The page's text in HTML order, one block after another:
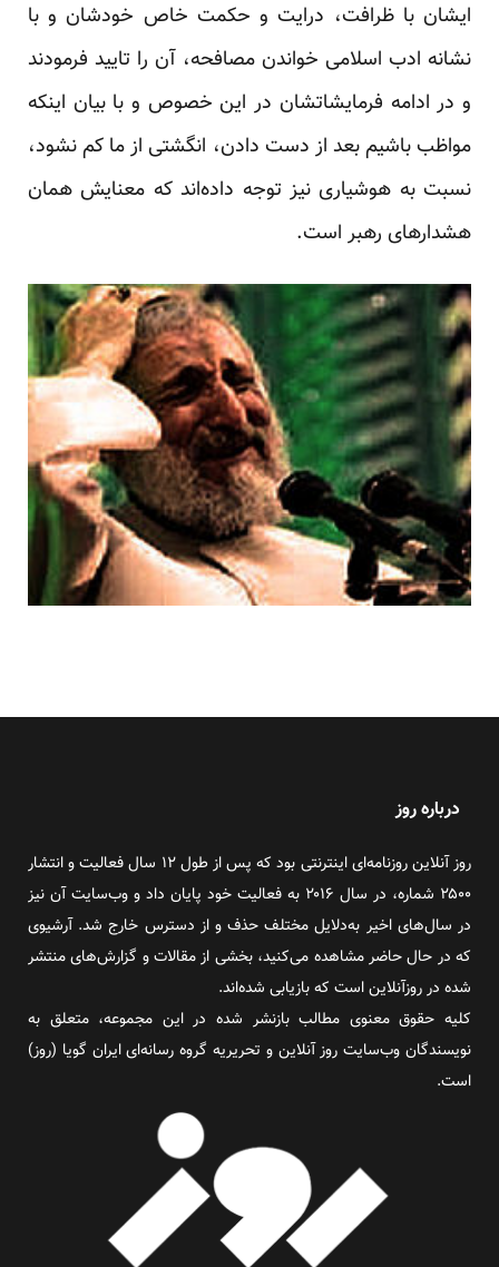
ایشان با ظرافت، درایت و حکمت خاص خودشان و با
نشانه ادب اسلامی خواندن مصافحه، آن را تایید فرمودند
و در ادامه فرمایشاتشان در این خصوص و با بیان اینکه
مواظب باشیم بعد از دست دادن، انگشتی از ما کم نشود،
نسبت به هوشیاری نیز توجه داده‌اند که معنایش همان
هشدارهای رهبر است.
درباره روز
روز آنلاین روزنامه‌ای اینترنتی بود که پس از طول ۱۲ سال فعالیت و انتشار
۲۵۰۰ شماره، در سال ۲۰۱۶ به فعالیت خود پایان داد و وب‌سایت آن نیز
در سال‌های اخیر به‌دلایل مختلف حذف و از دسترس خارج شد. آرشیوی
که در حال حاضر مشاهده می‌کنید، بخشی از مقالات و گزارش‌های منتشر
شده در روزآنلاین است که بازیابی شده‌اند.
کلیه حقوق معنوی مطالب بازنشر شده در این مجموعه، متعلق به
نویسندگان وب‌سایت روز آنلاین و تحریریه گروه رسانه‌ای ایران گویا (روز)
است.